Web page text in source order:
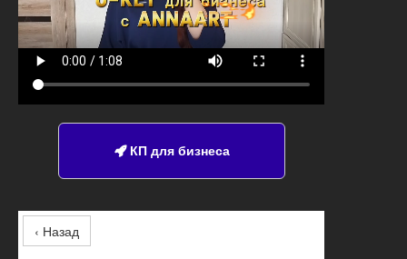
КП для бизнеса
‹ Назад